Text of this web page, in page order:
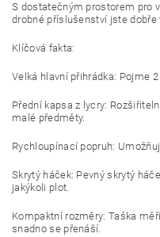
S dostatečným prostorem pro
drobné příslušenství jste dobře
Klíčová fakta:
Velká hlavní přihrádka: Pojme
Přední kapsa z lycry:
malé předměty.
Rychloupínací popruh:
Skrytý háček: Pevný skrytý
jakýkoli plot.
Kompaktní rozměry: Taška
snadno se přenáší.